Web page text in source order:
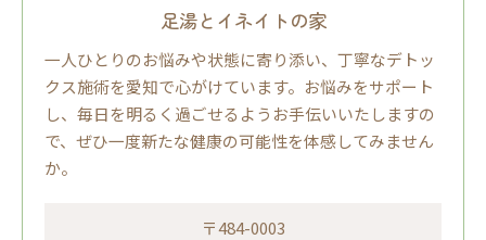
足湯とイネイトの家
一人ひとりのお悩みや状態に寄り添い、丁寧なデトッ
クス施術を愛知で心がけています。お悩みをサポート
し、毎日を明るく過ごせるようお手伝いいたしますの
で、ぜひ一度新たな健康の可能性を体感してみません
か。
〒484-0003